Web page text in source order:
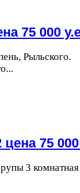
75 000
Рыльского.
75 000
3 комнатная